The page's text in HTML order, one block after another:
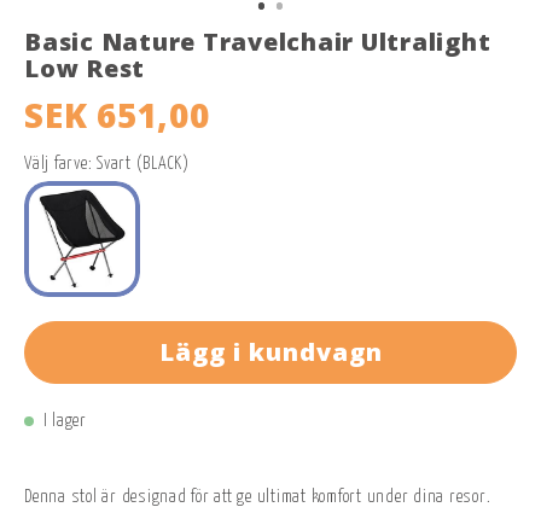
Basic Nature Travelchair Ultralight
Low Rest
SEK 651,00
Välj farve: Svart (BLACK)
Lägg i kundvagn
I lager
Denna stol är designad för att ge ultimat komfort under dina resor.